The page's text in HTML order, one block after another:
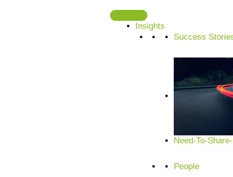
Insights
Success
Need-To-
People
MBSE